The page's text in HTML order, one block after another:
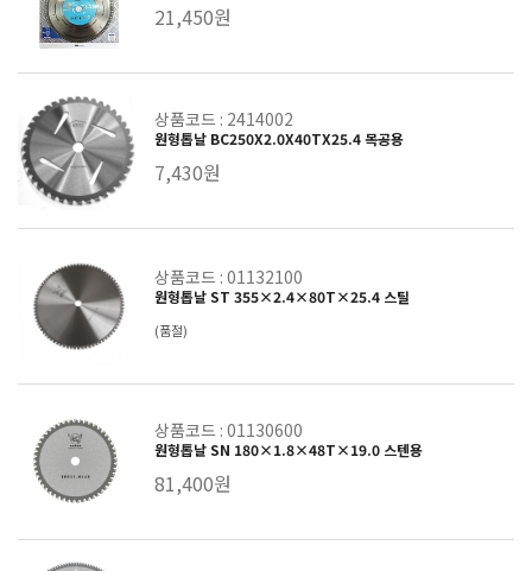
21,450원
상품코드 : 2414002
원형톱날 BC250X2.0X40TX25.4 목공용
7,430원
상품코드 : 01132100
원형톱날 ST 355×2.4×80T×25.4 스틸
(품절)
상품코드 : 01130600
원형톱날 SN 180×1.8×48T×19.0 스텐용
81,400원